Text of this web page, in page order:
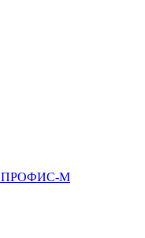
ПРОФИС-М